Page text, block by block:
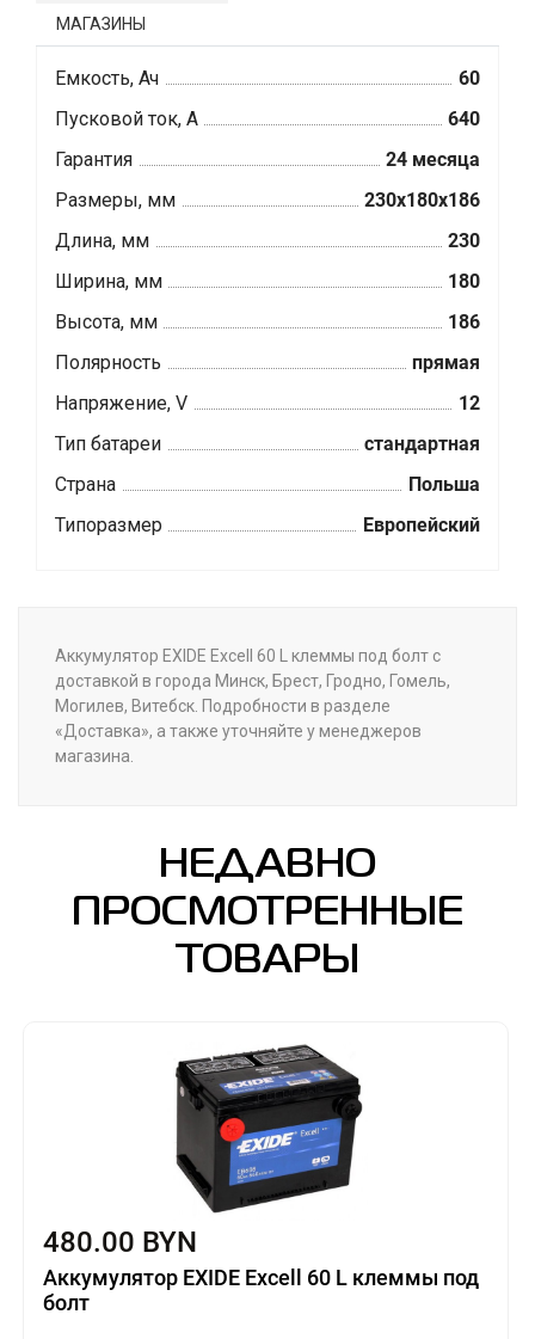
МАГАЗИНЫ
Емкость, Ач
60
Пусковой ток, А
640
Гарантия
24 месяца
Размеры, мм
230x180x186
Длина, мм
230
Ширина, мм
180
Высота, мм
186
Полярность
прямая
Напряжение, V
12
Тип батареи
стандартная
Страна
Польша
Типоразмер
Европейский
Аккумулятор EXIDE Excell 60 L клеммы под болт с
доставкой в города Минск, Брест, Гродно, Гомель,
Могилев, Витебск. Подробности в разделе
«Доставка», а также уточняйте у менеджеров
магазина.
НЕДАВНО
ПРОСМОТРЕННЫЕ
ТОВАРЫ
480.00 BYN
Аккумулятор EXIDE Excell 60 L клеммы под
болт